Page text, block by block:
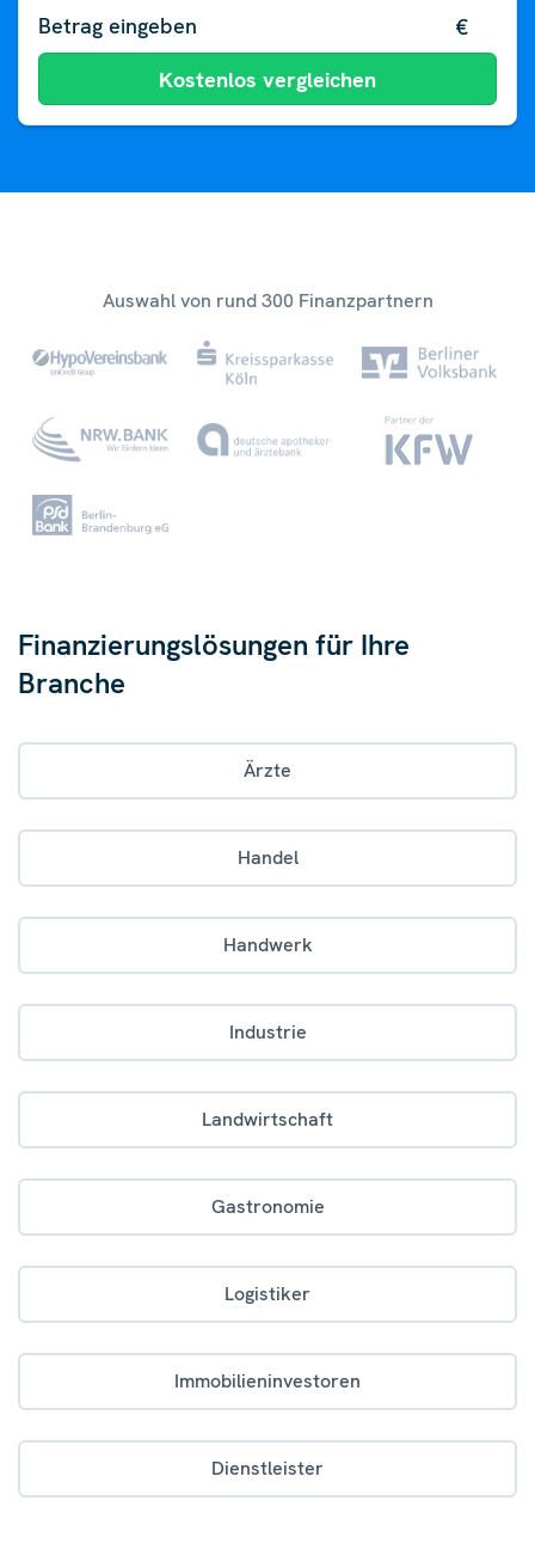
€
Kostenlos vergleichen
Auswahl von rund 300 Finanzpartnern
Finanzierungslösungen für Ihre
Branche
Ärzte
Handel
Handwerk
Industrie
Landwirtschaft
Gastronomie
Logistiker
Immobilieninvestoren
Dienstleister